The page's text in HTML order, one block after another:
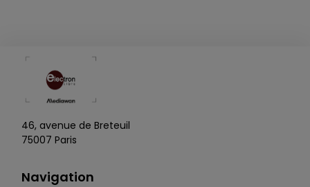
46, avenue de Breteuil
75007 Paris
Navigation